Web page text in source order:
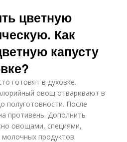
цветную
Как
капусту
готовят в духовке.
овощ отваривают в
полуготовности. После
противень. Дополнить
овощами, специями,
продуктов.